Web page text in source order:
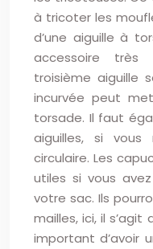
à tricoter les
d’une aiguille à
accessoire très
troisième aiguille
incurvée peut
torsade. Il faut
aiguilles, si vous
circulaire. Les
utiles si vous
votre sac. Ils
mailles, ici, il s’agit
important d’avoir